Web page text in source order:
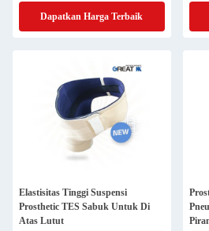
Dapatkan Harga Terbaik
Elastisitas Tinggi Suspensi
Prosthetic TES Sabuk Untuk Di
Atas Lutut